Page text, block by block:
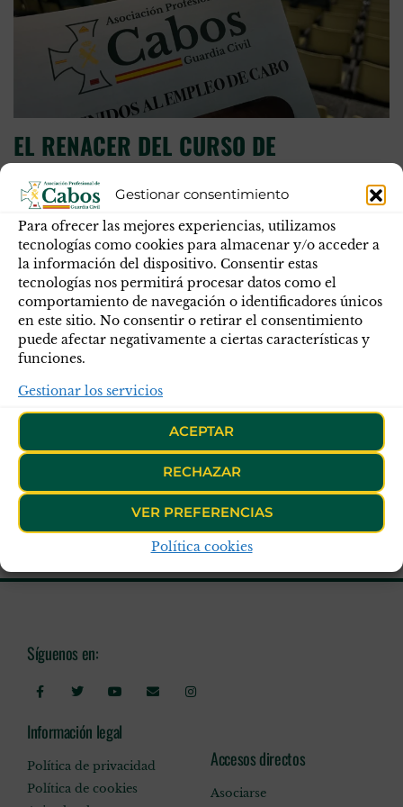
Gestionar consentimiento
Para ofrecer las mejores experiencias, utilizamos
tecnologías como cookies para almacenar y/o acceder a
la información del dispositivo. Consentir estas
tecnologías nos permitirá procesar datos como el
comportamiento de navegación o identificadores únicos
en este sitio. No consentir o retirar el consentimiento
puede afectar negativamente a ciertas características y
funciones.
Gestionar los servicios
ACEPTAR
RECHAZAR
VER PREFERENCIAS
Política cookies
EL RENACER DEL CURSO DE
CAPACITACIÓN DE ASCENSO AL
EMPLEO DE CABO
El pasado día 15 de octubre de 2024, APC-GC se
encontraba en la Academia de Baeza con los nuevos
compañeros y compañeras que se encuentran realizando el
curso de capacitación para el ascenso al empleo de cabo.
Desde nuestra revista FASCES se ha elaborado un
artículo en el que se explica más detalladamente el éxito…
Síguenos en:
Información legal
Política de privacidad
Política de cookies
Accesos directos
Asociarse